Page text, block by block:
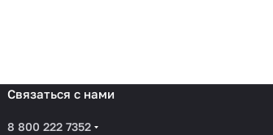
Связаться с нами
8 800 222 7352